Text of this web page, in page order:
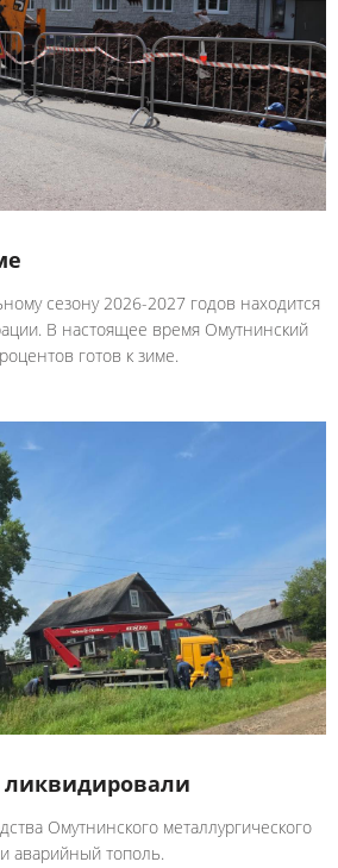
сезону 2026-2027 годов находится
В настоящее время Омутнинский
готов к зиме.
ликвидировали
Омутнинского металлургического
аварийный тополь.